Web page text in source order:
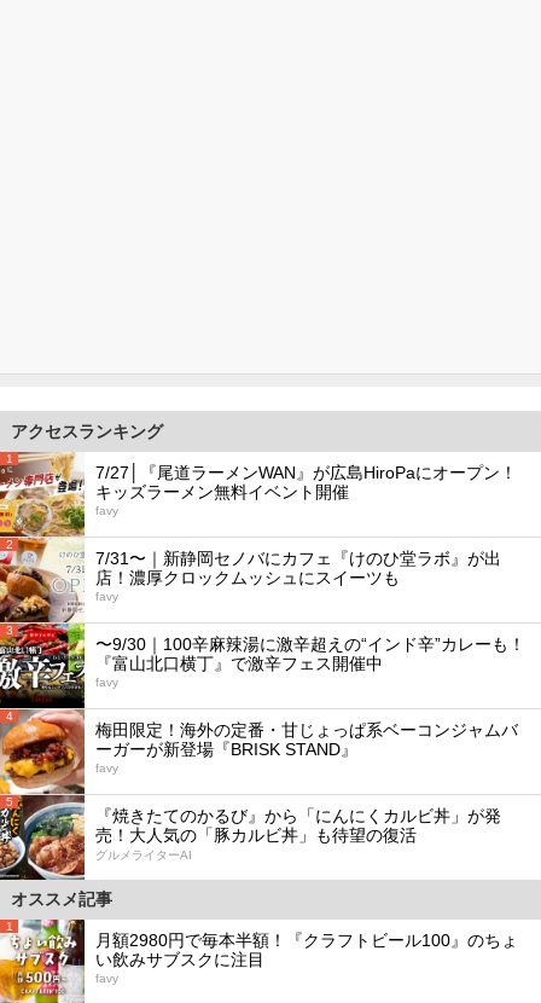
アクセスランキング
1
7/27│『尾道ラーメンWAN』が広島HiroPaにオープン！
キッズラーメン無料イベント開催
favy
2
7/31〜｜新静岡セノバにカフェ『けのひ堂ラボ』が出
店！濃厚クロックムッシュにスイーツも
favy
3
〜9/30｜100辛麻辣湯に激辛超えの“インド辛”カレーも！
『富山北口横丁』で激辛フェス開催中
favy
4
梅田限定！海外の定番・甘じょっぱ系ベーコンジャムバ
ーガーが新登場『BRISK STAND』
favy
5
『焼きたてのかるび』から「にんにくカルビ丼」が発
売！大人気の「豚カルビ丼」も待望の復活
グルメライターAI
オススメ記事
1
月額2980円で毎本半額！『クラフトビール100』のちょ
い飲みサブスクに注目
favy